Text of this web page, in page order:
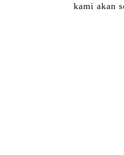
kami akan